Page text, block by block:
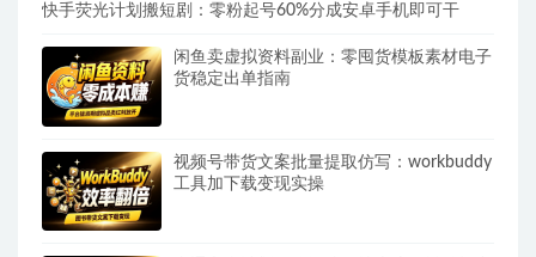
快手荧光计划搬短剧：零粉起号60%分成安卓手机即可干
闲鱼卖虚拟资料副业：零囤货模板素材电子
货稳定出单指南
视频号带货文案批量提取仿写：workbuddy
工具加下载变现实操